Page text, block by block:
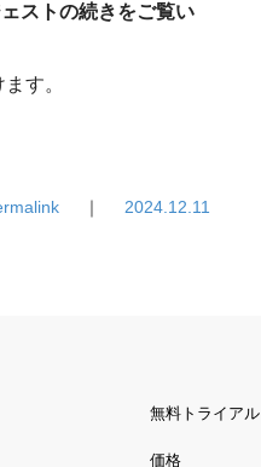
ストの続きをご覧い
す。
｜ 2024.12.11
無料トライアル
価格